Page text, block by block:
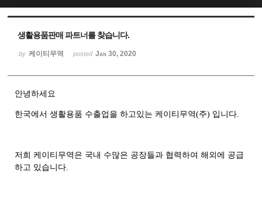
생활용품판매 파트너를 찾습니다.
by 케이티무역 posted Jan 30, 2020
안녕하세요
한국에서 생활용품 수출업을 하고있는 케이티무역(주) 입니다.
저희 케이티무역은 국내 수많은 공장들과 협력하여 해외에 공급
하고 있습니다.
Sketchbook5, 스케치북5